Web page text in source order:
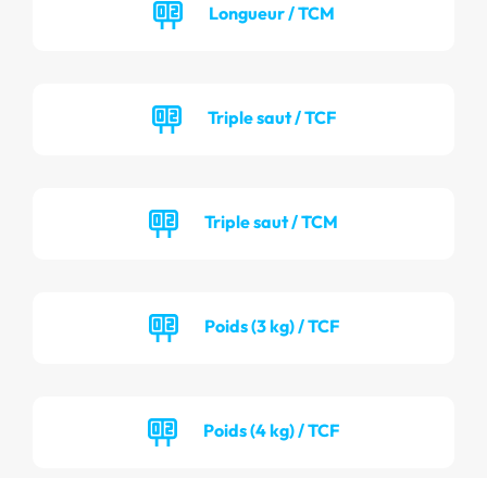
Longueur / TCM
Triple saut / TCF
Triple saut / TCM
Poids (3 kg) / TCF
Poids (4 kg) / TCF